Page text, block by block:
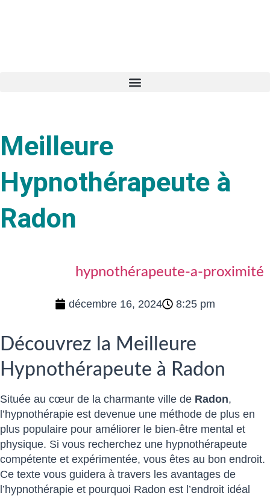
Meilleure
Hypnothérapeute à
Radon
hypnothérapeute-a-proximité
décembre 16, 2024 8:25 pm
Découvrez la Meilleure
Hypnothérapeute à Radon
Située au cœur de la charmante ville de Radon,
l’hypnothérapie est devenue une méthode de plus en
plus populaire pour améliorer le bien-être mental et
physique. Si vous recherchez une hypnothérapeute
compétente et expérimentée, vous êtes au bon endroit.
Ce texte vous guidera à travers les avantages de
l’hypnothérapie et pourquoi Radon est l’endroit idéal